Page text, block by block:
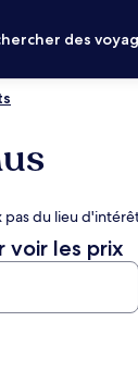
des
du lieu
voir les prix